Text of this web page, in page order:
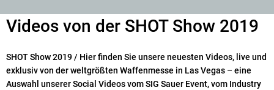
Videos von der SHOT Show 2019
SHOT Show 2019 / Hier finden Sie unsere neuesten Videos, live und
exklusiv von der weltgrößten Waffenmesse in Las Vegas – eine
Auswahl unserer Social Videos vom SIG Sauer Event, vom Industry